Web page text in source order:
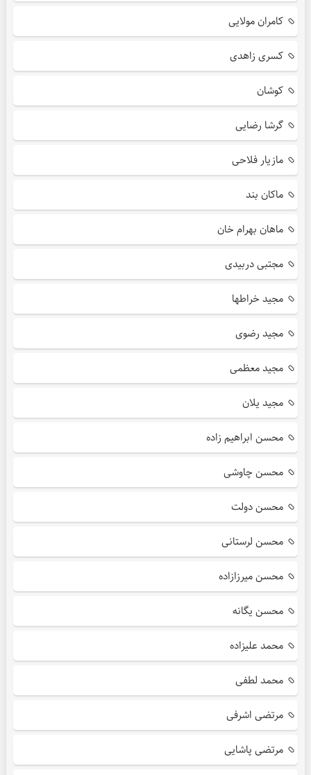
کامران مولایی
کسری زاهدی
کوشان
گرشا رضایی
مازیار فلاحی
ماکان بند
ماهان بهرام خان
مجتبی دربیدی
مجید خراطها
مجید رضوی
مجید معظمی
مجید یلان
محسن ابراهیم زاده
محسن چاوشی
محسن دولت
محسن لرستانی
محسن میرزازاده
محسن یگانه
محمد علیزاده
محمد لطفی
مرتضی اشرفی
مرتضی پاشایی